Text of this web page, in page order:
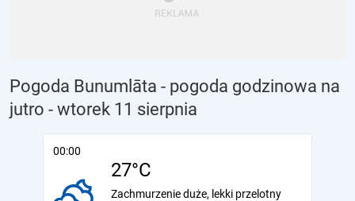
Pogoda Bunumlāta - pogoda godzinowa na
jutro - wtorek 11 sierpnia
00:00
27°C
Zachmurzenie duże, lekki przelotny